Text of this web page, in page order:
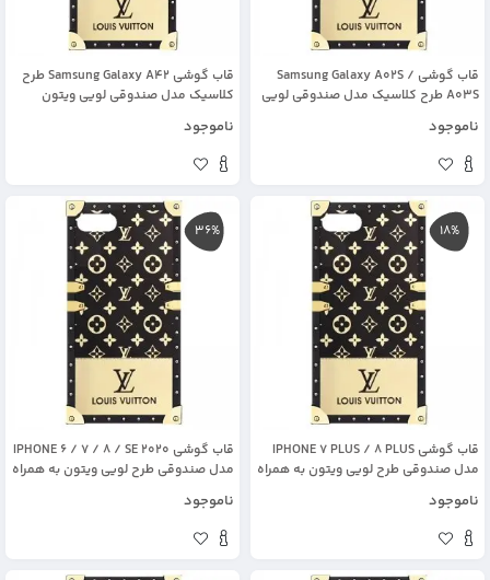
قاب گوشی Samsung Galaxy A02S /
A03S طرح کلاسیک مدل صندوقی لویی
ناموجود
قاب گوشی Samsung Galaxy A42 طرح
کلاسیک مدل صندوقی لویی ویتون
ناموجود
18%
قاب گوشی IPHONE 7 PLUS / 8 PLUS
مدل صندوقی طرح لویی ویتون به همراه
ناموجود
36%
قاب گوشی IPHONE 6 / 7 / 8 / SE 2020
مدل صندوقی طرح لویی ویتون به همراه
ناموجود